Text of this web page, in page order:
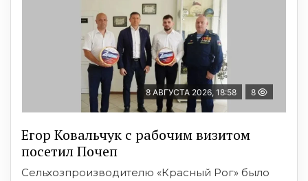
8 АВГУСТА 2026, 18:58 8
Егор Ковальчук с рабочим визитом
посетил Почеп
Сельхозпроизводителю «Красный Рог» было